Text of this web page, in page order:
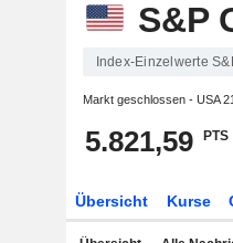
S&P
Index-Einzelwerte
Markt geschlossen - USA
5.821,59 PTS
Übersicht Kurse